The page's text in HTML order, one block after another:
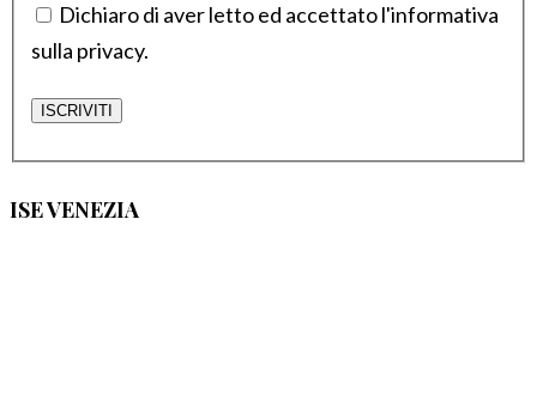
Dichiaro di aver letto ed accettato l'informativa
sulla privacy.
ISE VENEZIA